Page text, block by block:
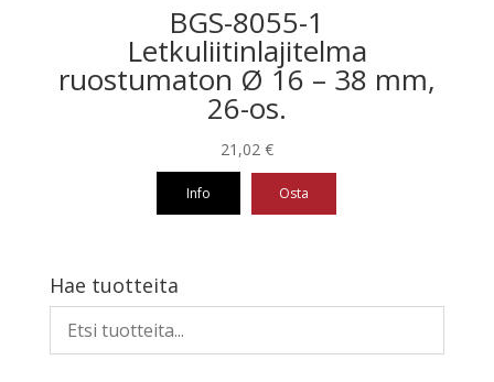
BGS-8055-1
Letkuliitinlajitelma
ruostumaton Ø 16 – 38 mm,
26-os.
21,02 €
Info Osta
Hae tuotteita